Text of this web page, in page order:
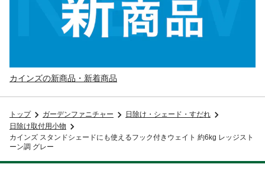
カインズの新商品・新着商品
トップ ガーデンファニチャー
日除け・シェード・すだれ
日除け取付用小物
カインズ スタンドシェードにも使えるフック付きウェイト 約6kg レッジスト
ーン調 グレー